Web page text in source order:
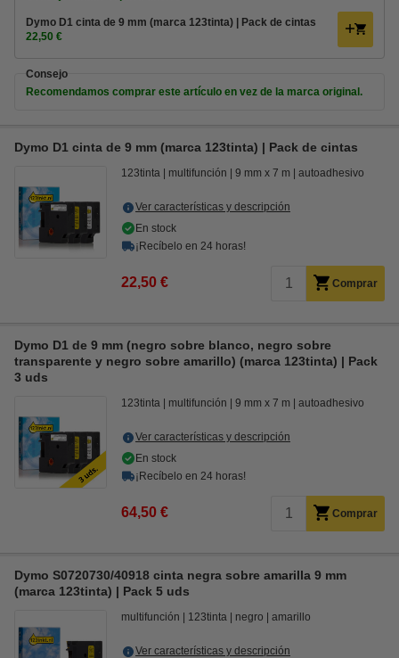
Dymo D1 cinta de 9 mm (marca 123tinta) | Pack de cintas
22,50 €
Consejo
Recomendamos comprar este artículo en vez de la marca original.
Dymo D1 cinta de 9 mm (marca 123tinta) | Pack de cintas
123tinta multifunción 9 mm x 7 m autoadhesivo
Ver características y descripción
En stock
¡Recíbelo en 24 horas!
22,50 € Comprar
Dymo D1 de 9 mm (negro sobre blanco, negro sobre
transparente y negro sobre amarillo) (marca 123tinta) | Pack
3 uds
123tinta multifunción 9 mm x 7 m autoadhesivo
Ver características y descripción
En stock
¡Recíbelo en 24 horas!
64,50 € Comprar
Dymo S0720730/40918 cinta negra sobre amarilla 9 mm
(marca 123tinta) | Pack 5 uds
multifunción 123tinta negro amarillo
Ver características y descripción